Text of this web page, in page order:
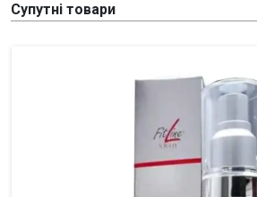
Супутні товари